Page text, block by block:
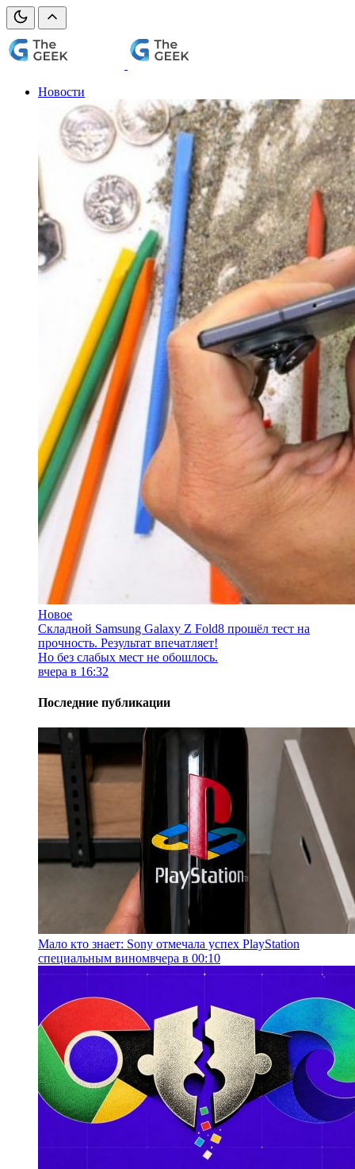
Новости
Новое
Складной Samsung Galaxy Z Fold8 прошёл тест на
прочность. Результат впечатляет!
Но без слабых мест не обошлось.
вчера в 16:32
Последние публикации
Мало кто знает: Sony отмечала успех PlayStation
специальным виномвчера в 00:10